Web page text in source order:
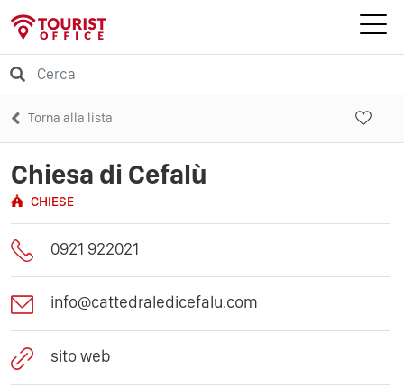
Torna alla lista
Chiesa di Cefalù
CHIESE
0921 922021
info@cattedraledicefalu.com
sito web